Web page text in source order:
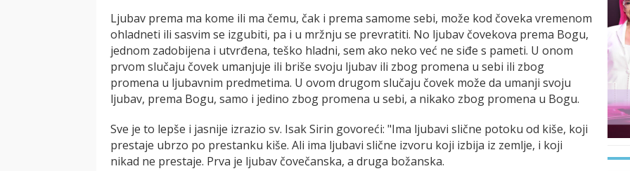
Ljubav prema ma kome ili ma čemu, čak i prema samome sebi, može kod čoveka vremenom
ohladneti ili sasvim se izgubiti, pa i u mržnju se prevratiti. No ljubav čovekova prema Bogu,
jednom zadobijena i utvrđena, teško hladni, sem ako neko već ne siđe s pameti. U onom
prvom slučaju čovek umanjuje ili briše svoju ljubav ili zbog promena u sebi ili zbog
promena u ljubavnim predmetima. U ovom drugom slučaju čovek može da umanji svoju
ljubav, prema Bogu, samo i jedino zbog promena u sebi, a nikako zbog promena u Bogu.
Sve je to lepše i jasnije izrazio sv. Isak Sirin govoreći: "Ima ljubavi slične potoku od kiše, koji
prestaje ubrzo po prestanku kiše. Ali ima ljubavi slične izvoru koji izbija iz zemlje, i koji
nikad ne prestaje. Prva je ljubav čovečanska, a druga božanska.